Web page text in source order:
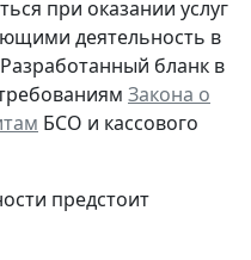
при оказании услуг
деятельность в
бланк в
Закона о
БСО и кассового
предстоит